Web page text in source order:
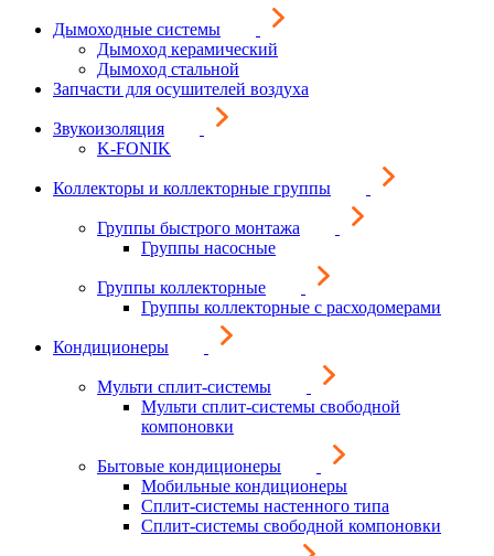
Дымоходные системы
Дымоход керамический
Дымоход стальной
Запчасти для осушителей воздуха
Звукоизоляция
K-FONIK
Коллекторы и коллекторные группы
Группы быстрого монтажа
Группы насосные
Группы коллекторные
Группы коллекторные с расходомерами
Кондиционеры
Мульти сплит-системы
Мульти сплит-системы свободной
компоновки
Бытовые кондиционеры
Мобильные кондиционеры
Сплит-системы настенного типа
Сплит-системы свободной компоновки